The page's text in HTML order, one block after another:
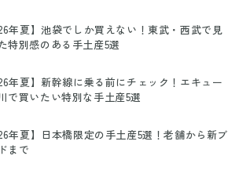
年夏】池袋でしか買えない！東武・西武で見
特別感のある手土産5選
年夏】新幹線に乗る前にチェック！エキュー
で買いたい特別な手土産5選
年夏】日本橋限定の手土産5選！老舗から新ブ
まで